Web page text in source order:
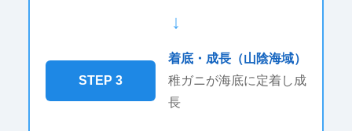
↓
STEP 3
着底・成長（山陰海域）
稚ガニが海底に定着し成
長